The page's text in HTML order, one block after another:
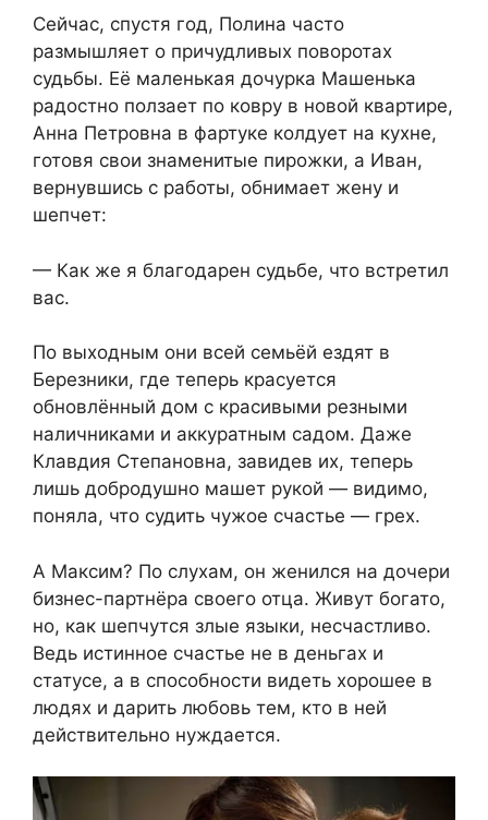
Сейчас, спустя год, Полина часто
размышляет о причудливых поворотах
судьбы. Её маленькая дочурка Машенька
радостно ползает по ковру в новой квартире,
Анна Петровна в фартуке колдует на кухне,
готовя свои знаменитые пирожки, а Иван,
вернувшись с работы, обнимает жену и
шепчет:
— Как же я благодарен судьбе, что встретил
вас.
По выходным они всей семьёй ездят в
Березники, где теперь красуется
обновлённый дом с красивыми резными
наличниками и аккуратным садом. Даже
Клавдия Степановна, завидев их, теперь
лишь добродушно машет рукой — видимо,
поняла, что судить чужое счастье — грех.
А Максим? По слухам, он женился на дочери
бизнес-партнёра своего отца. Живут богато,
но, как шепчутся злые языки, несчастливо.
Ведь истинное счастье не в деньгах и
статусе, а в способности видеть хорошее в
людях и дарить любовь тем, кто в ней
действительно нуждается.